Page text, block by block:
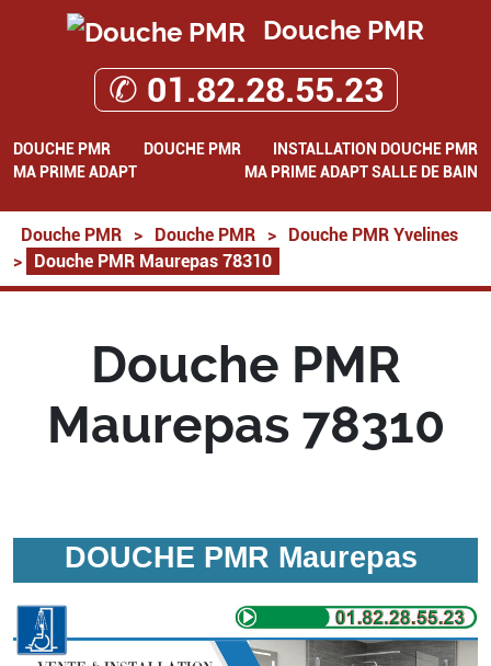
Douche PMR
✆ 01.82.28.55.23
DOUCHE PMR DOUCHE PMR
INSTALLATION DOUCHE PMR
MA PRIME ADAPT
MA PRIME ADAPT SALLE DE BAIN
Douche PMR > Douche PMR >
Douche PMR Yvelines
>
Douche PMR Maurepas 78310
Douche PMR
Maurepas 78310
DOUCHE PMR Maurepas